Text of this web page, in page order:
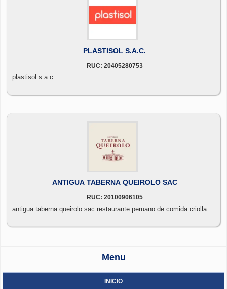
PLASTISOL S.A.C.
RUC: 20405280753
plastisol s.a.c.
ANTIGUA TABERNA QUEIROLO SAC
RUC: 20100906105
antigua taberna queirolo sac restaurante peruano de comida criolla
Menu
INICIO